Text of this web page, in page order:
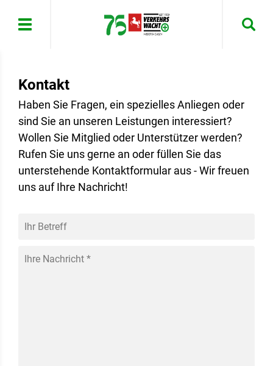
Kontakt
Haben Sie Fragen, ein spezielles Anliegen oder
sind Sie an unseren Leistungen interessiert?
Wollen Sie Mitglied oder Unterstützer werden?
Rufen Sie uns gerne an oder füllen Sie das
unterstehende Kontaktformular aus - Wir freuen
uns auf Ihre Nachricht!
Ihr Betreff
Ihre Nachricht *